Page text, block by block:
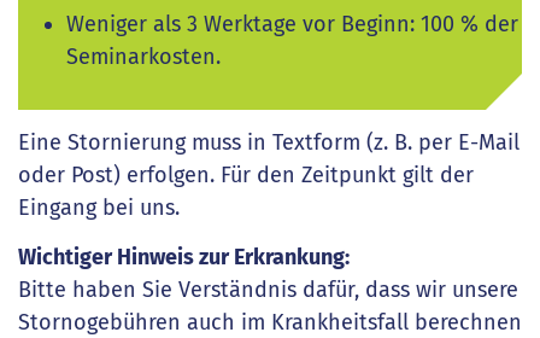
Weniger als 3 Werktage vor Beginn: 100 % der
Seminarkosten.
Eine Stornierung muss in Textform (z. B. per E-Mail
oder Post) erfolgen. Für den Zeitpunkt gilt der
Eingang bei uns.
Wichtiger Hinweis zur Erkrankung:
Bitte haben Sie Verständnis dafür, dass wir unsere
Stornogebühren auch im Krankheitsfall berechnen